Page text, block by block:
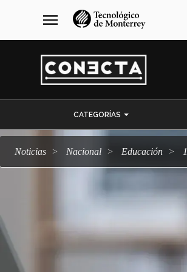
navegación
principal
menu
CATEGORÍAS
Noticias Nacional Educación